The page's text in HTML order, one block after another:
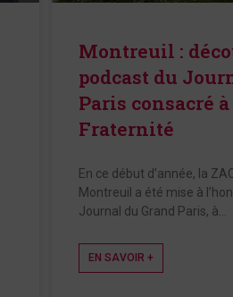
Montreuil :
podcast du
Paris consacré
Fraternité
En ce début d’année, la
Montreuil a été mise à
Journal du Grand Paris, à…
EN SAVOIR +